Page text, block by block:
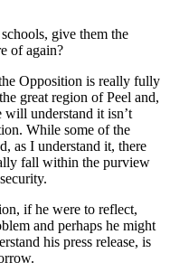
give them the
of again?
Opposition is really fully
great region of Peel and,
will understand it isn’t
While some of the
as I understand it, there
fall within the purview
if he were to reflect,
and perhaps he might
his press release, is